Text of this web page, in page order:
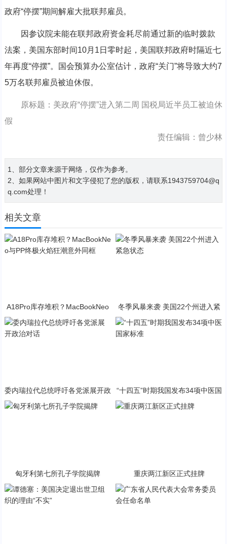
政府“停摆”期间解雇大批联邦雇员。
因参议院未能在联邦政府资金耗尽前通过新的临时拨款
法案，美国东部时间10月1日零时起，美国联邦政府时隔近七
年再度“停摆”。国会预算办公室估计，政府“关门”将导致大约7
5万名联邦雇员被迫休假。
原标题：美政府“停摆”进入第二周 国税局近半员工被迫休
假
责任编辑：曾少林
1、部分文章来源于网络，仅作为参考。
2、如果网站中图片和文字侵犯了您的版权，请联系1943759704@q
q.com处理！
相关文章
A18Pro库存堆积？MacBookNeo
与PP终极火焰狂潮意外同框
冬季风暴来袭 美国22个州进入紧
急状态
委内瑞拉代总统呼吁各党派展开政
“十四五”时期我国发布34项中医国
匈牙利第七所孔子学院揭牌 重庆两江新区正式挂牌